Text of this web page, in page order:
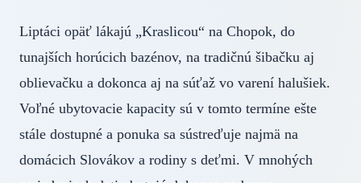
Liptáci opäť lákajú „Kraslicou“ na Chopok, do
tunajších horúcich bazénov, na tradičnú šibačku aj
oblievačku a dokonca aj na súťaž vo varení halušiek.
Voľné ubytovacie kapacity sú v tomto termíne ešte
stále dostupné a ponuka sa sústreďuje najmä na
domácich Slovákov a rodiny s deťmi. V mnohých